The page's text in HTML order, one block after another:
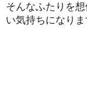
そんなふたりを
い気持ちになりま